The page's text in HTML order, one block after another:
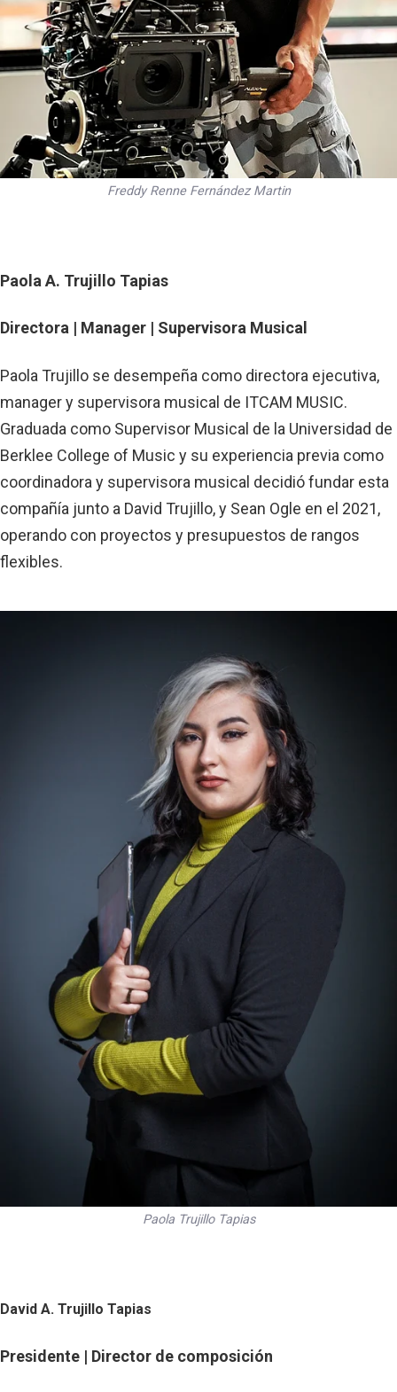
Freddy Renne Fernández Martin
Paola A. Trujillo Tapias
Directora | Manager | Supervisora Musical
Paola Trujillo se desempeña como directora ejecutiva,
manager y supervisora ​​musical de ITCAM MUSIC.
Graduada como Supervisor Musical de la Universidad de
Berklee College of Music y su experiencia previa como
coordinadora y supervisora musical decidió fundar esta
compañía junto a David Trujillo, y Sean Ogle en el 2021,
operando con proyectos y presupuestos de rangos
flexibles.
Paola Trujillo Tapias
David A. Trujillo Tapias
Presidente | Director de composición